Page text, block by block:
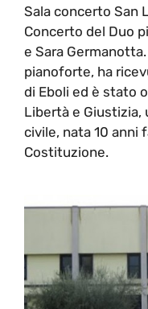
Sala concerto San
Concerto del Duo
e Sara
pianoforte, ha
di Eboli ed è stato
Libertà e Giustizia,
civile, nata 10 anni
Costituzione.